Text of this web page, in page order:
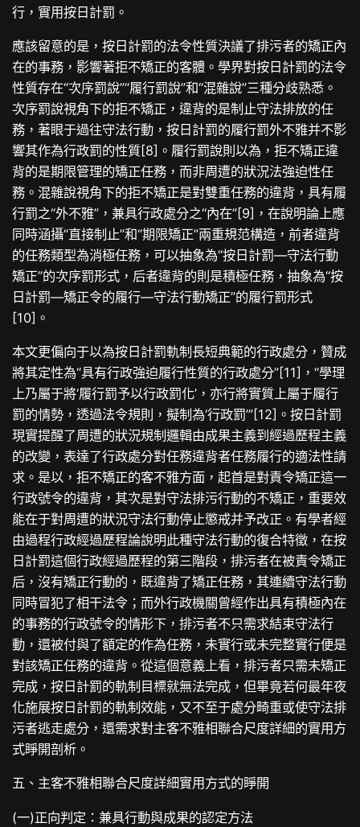
行，實用按日計罰。
應該留意的是，按日計罰的法令性質決議了排污者的矯正內
在的事務，影響著拒不矯正的客體。學界對按日計罰的法令
性質存在“次序罰說”“履行罰說”和“混雜說”三種分歧熟悉。
次序罰說視角下的拒不矯正，違背的是制止守法排放的任
務，著眼于過往守法行動，按日計罰的履行罰外不雅并不影
響其作為行政罰的性質[8]。履行罰說則以為，拒不矯正違
背的是期限管理的矯正任務，而非周遭的狀況法強迫性任
務。混雜說視角下的拒不矯正是對雙重任務的違背，具有履
行罰之“外不雅”，兼具行政處分之“內在”[9]，在說明論上應
同時涵攝“直接制止”和“期限矯正”兩重規范構造，前者違背
的任務類型為消極任務，可以抽象為“按日計罰—守法行動
矯正”的次序罰形式，后者違背的則是積極任務，抽象為“按
日計罰—矯正令的履行—守法行動矯正”的履行罰形式
[10]。
本文更偏向于以為按日計罰軌制長短典範的行政處分，贊成
將其定性為“具有行政強迫履行性質的行政處分”[11]，“學理
上乃屬于將‘履行罰予以行政罰化’，亦行將實質上屬于履行
罰的情勢，透過法令規則，擬制為‘行政罰’”[12]。按日計罰
現實提醒了周遭的狀況規制邏輯由成果主義到經過歷程主義
的改變，表達了行政處分對任務違背者任務履行的適法性請
求。是以，拒不矯正的客不雅方面，起首是對責令矯正這一
行政號令的違背，其次是對守法排污行動的不矯正，重要效
能在于對周遭的狀況守法行動停止懲戒并予改正。有學者經
由過程行政經過歷程論說明此種守法行動的復合特徵，在按
日計罰這個行政經過歷程的第三階段，排污者在被責令矯正
后，沒有矯正行動的，既違背了矯正任務，其連續守法行動
同時冒犯了相干法令；而外行政機關曾經作出具有積極內在
的事務的行政號令的情形下，排污者不只需求結束守法行
動，還被付與了額定的作為任務，未實行或未完整實行便是
對該矯正任務的違背。從這個意義上看，排污者只需未矯正
完成，按日計罰的軌制目標就無法完成，但畢竟若何最年夜
化施展按日計罰的軌制效能，又不至于處分畸重或使守法排
污者逃走處分，還需求對主客不雅相聯合尺度詳細的實用方
式睜開剖析。
五、主客不雅相聯合尺度詳細實用方式的睜開
(一)正向判定：兼具行動與成果的認定方法